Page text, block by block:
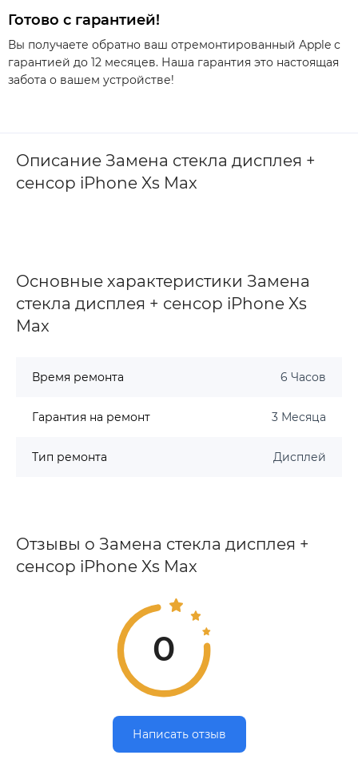
Готово с гарантией!
Вы получаете обратно ваш отремонтированный Apple с
гарантией до 12 месяцев. Наша гарантия это настоящая
забота о вашем устройстве!
Описание Замена стекла дисплея +
сенсор iPhone Xs Max
Основные характеристики Замена
стекла дисплея + сенсор iPhone Xs
Max
Время ремонта 6 Часов
Гарантия на ремонт 3 Месяца
Тип ремонта Дисплей
Отзывы о Замена стекла дисплея +
сенсор iPhone Xs Max
0
Написать отзыв